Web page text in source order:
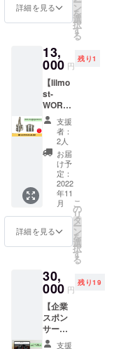
100% ※
送料込
す。
Japan ●
サイズ
cm/トッ
プハン
ドル
高:20c
m 多少
の差異
はご了
承くだ
さい。
バッグ
素材:ポ
リエス
テル
100%
ハンド
100% ※
送料込
す。
CORDU
(CORD
URAタ
グ付)
コー
デュラ
は高機
能ファ
ブリッ
クの特
性であ
る摩
耗、引
き裂
き、擦
り切れ
る強さ
を備え
たこの
素材(エ
コメイ
ドキャ
ンバ
ス）は
コー
ングの
しっか
り安定
の底板
を配し
ていま
す。内
ポケッ
ト1。
対象:
オール
ジェン
ダー。
環境に
優しい
素材と
技術
CORDU
(CORD
URAタ
グ付)
コー
デュラ
は高機
能ファ
ホワイ
トにな
りま
商品詳
細 肩か
らかけ
られる
グログ
ランの
トップ
ハンド
ルと取
外し可
能で長
さ調節
が可能
なナイ
ロンの
ライニ
ングの
しっか
り安定
の底板
を配し
ていま
す。内
ポケッ
詳細を見る ン
を
選
択
す
る
13,
000 円
残り1
【lilmo
st-
WORK
BAG
BE&WT
】 収納
力抜群
の超軽
量な
WORK
BAGで
す。
ベー
ジュ＆
ホワイ
トにな
す。 ●
商品詳
細 肩か
らかけ
られる
グログ
ランの
支援
者：
2人
お届
け予
定：
2022
年11
月
詳細を見る
こ
の
リ
タ
ー
ン
を
選
択
す
る
30,
000 円
残り19
【企業
スポン
サー】 ​
lilmost
支援